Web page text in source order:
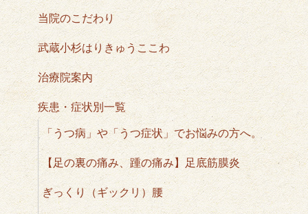
当院のこだわり
武蔵小杉はりきゅうここわ
治療院案内
疾患・症状別一覧
「うつ病」や「うつ症状」でお悩みの方へ。
【足の裏の痛み、踵の痛み】足底筋膜炎
ぎっくり（ギックリ）腰